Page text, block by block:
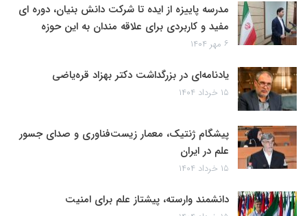
مدرسه پاییزه از ایده تا شرکت دانش بنیان، دوره ای
مفید و کاربردی برای علاقه مندان به این حوزه
۶ مهر ۱۴۰۴
یادنامه‌ای در بزرگداشت دکتر بهزاد قره‌یاضی
۱۵ خرداد ۱۴۰۴
پیشگام ژنتیک، معمار زیست‌فناوری و صدای جسور
علم در ایران
۱۵ خرداد ۱۴۰۴
دانشمند وارسته، پیشتاز علم برای امنیت